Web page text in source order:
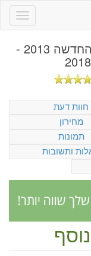
מאזדה 3 החדשה 2013 -
2018
חוות דעת
מחירון
תמונות
ותשובות